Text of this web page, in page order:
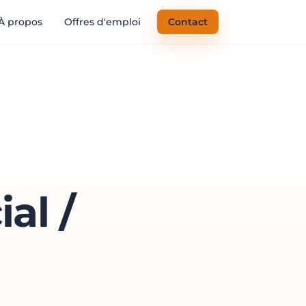
propos Offres d'emploi Contact
/